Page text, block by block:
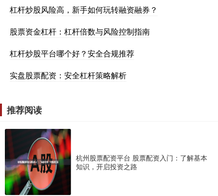
杠杆炒股风险高，新手如何玩转融资融券？
股票资金杠杆：杠杆倍数与风险控制指南
杠杆炒股平台哪个好？安全合规推荐
实盘股票配资：安全杠杆策略解析
推荐阅读
杭州股票配资平台 股票配资入门：了解基本
知识，开启投资之路